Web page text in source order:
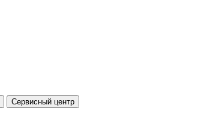
Сервисный центр